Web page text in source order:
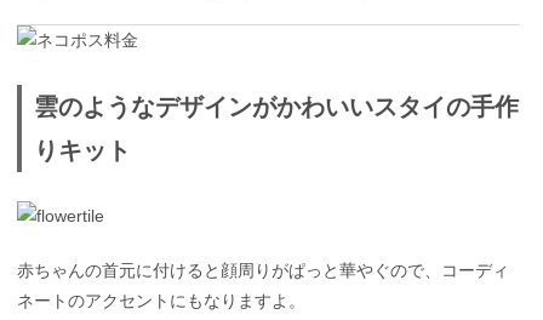
雲のようなデザインがかわいいスタイの手作
りキット
赤ちゃんの首元に付けると顔周りがぱっと華やぐので、コーディ
ネートのアクセントにもなりますよ。